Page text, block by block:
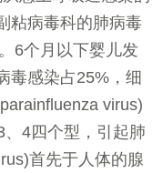
粘病毒科的肺病毒
6个月以下婴儿发
毒感染占25%，细
virus)
4四个型，引起肺
首先于人体的腺